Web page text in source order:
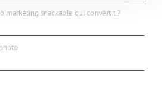
marketing snackable qui convertit ?